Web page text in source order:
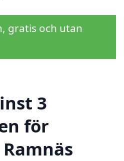
gratis och utan
3
för